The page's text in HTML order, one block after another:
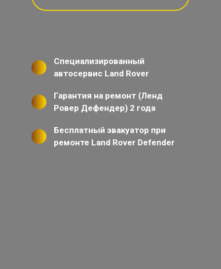
Специализированный
автосервис Land Rover
Гарантия на ремонт (Ленд
Ровер Дефендер) 2 года
Бесплатный эвакуатор при
ремонте Land Rover Defender